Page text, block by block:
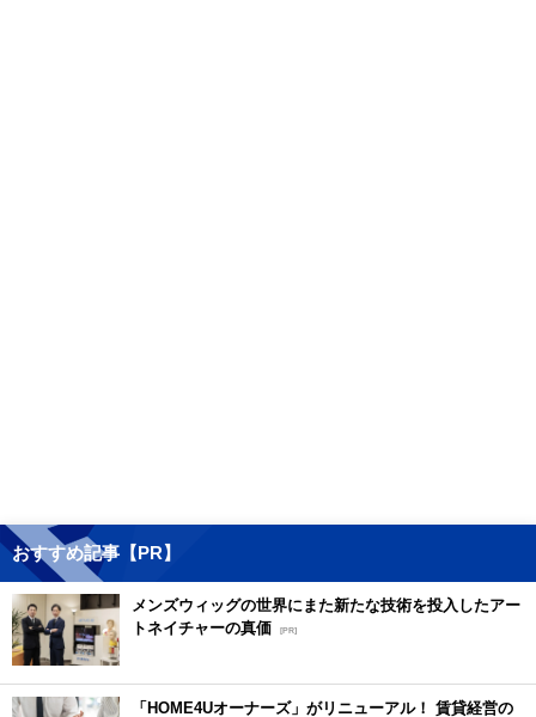
おすすめ記事【PR】
メンズウィッグの世界にまた新たな技術を投入したアー
トネイチャーの真価 [PR]
「HOME4Uオーナーズ」がリニューアル！ 賃貸経営の